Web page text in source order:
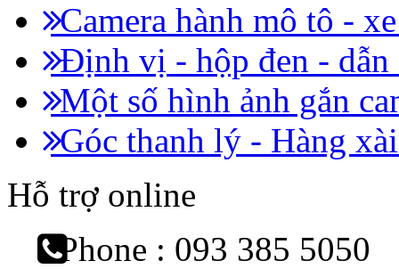
Camera hành mô tô -
Định vị - hộp đen - dẫn
Một số hình ảnh gắn
Góc thanh lý - Hàng
Hỗ trợ online
Phone : 093 385 5050